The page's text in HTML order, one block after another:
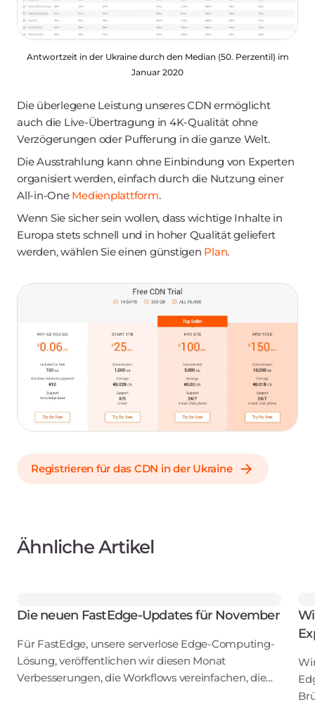
Antwortzeit in der Ukraine durch den Median (50. Perzentil) im
Januar 2020
Die überlegene Leistung unseres CDN ermöglicht
auch die Live-Übertragung in 4K-Qualität ohne
Verzögerungen oder Pufferung in die ganze Welt.
Die Ausstrahlung kann ohne Einbindung von Experten
organisiert werden, einfach durch die Nutzung einer
All-in-One Medienplattform.
Wenn Sie sicher sein wollen, dass wichtige Inhalte in
Europa stets schnell und in hoher Qualität geliefert
werden, wählen Sie einen günstigen Plan.
Registrieren für das CDN in der Ukraine
Ähnliche Artikel
Die neuen FastEdge-Updates für November
Für FastEdge, unsere serverlose Edge-Computing-
Lösung, veröffentlichen wir diesen Monat
Verbesserungen, die Workflows vereinfachen, die